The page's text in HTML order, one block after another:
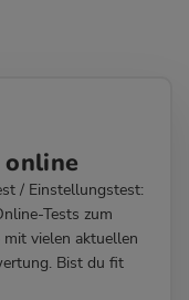
/ Einstellungstest:
Tests zum
mit vielen aktuellen
Bist du fit